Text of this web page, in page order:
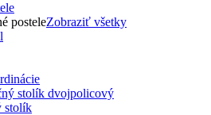
posteleZobraziť všetky
stolík